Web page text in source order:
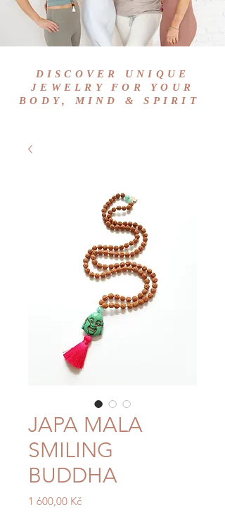
DISCOVER UNIQUE
JEWELRY FOR YOUR
BODY, MIND & SPIRIT
JAPA MALA
SMILING
BUDDHA
1 600,00 KčPrice